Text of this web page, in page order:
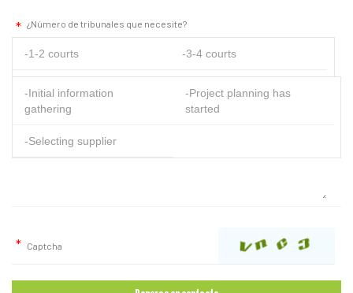
-1-2 courts -3-4 courts
-Initial information
gathering
-Project planning has
started
-Selecting supplier